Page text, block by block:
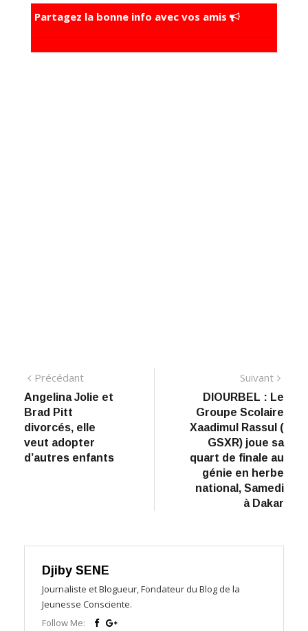
Partagez la bonne info avec vos amis
Navigation
de
l’article
PrécédantPrécédant:
Angelina Jolie et
Brad Pitt
divorcés, elle
veut adopter
d’autres enfants
Suivant
DIOURBEL : Le
Groupe Scolaire
Xaadimul Rassul (
GSXR) joue sa
quart de finale au
génie en herbe
national, Samedi
à Dakar
Djiby SENE
Journaliste et Blogueur, Fondateur du Blog de la
Jeunesse Consciente.
Follow Me: